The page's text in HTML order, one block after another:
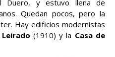
Duero, y estuvo llena de
Quedan pocos, pero la
Hay edificios modernistas
(1910) y la Casa de